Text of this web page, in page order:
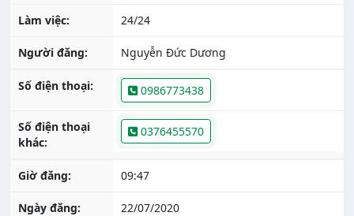
Làm việc: 24/24
Người đăng: Nguyễn Đức Dương
Số điện thoại: 0986773438
Số điện thoại
khác:
0376455570
Giờ đăng: 09:47
Ngày đăng: 22/07/2020